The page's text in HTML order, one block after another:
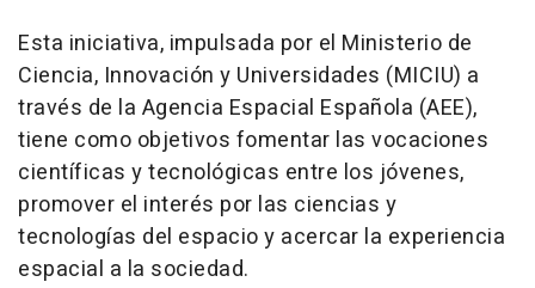
Esta iniciativa, impulsada por el Ministerio de
Ciencia, Innovación y Universidades (MICIU) a
través de la Agencia Espacial Española (AEE),
tiene como objetivos fomentar las vocaciones
científicas y tecnológicas entre los jóvenes,
promover el interés por las ciencias y
tecnologías del espacio y acercar la experiencia
espacial a la sociedad.